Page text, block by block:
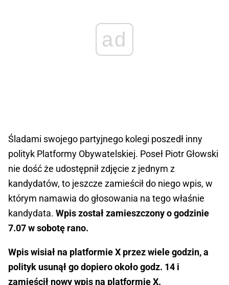
ad
Śladami swojego partyjnego kolegi poszedł inny
polityk Platformy Obywatelskiej. Poseł Piotr Głowski
nie dość że udostępnił zdjęcie z jednym z
kandydatów, to jeszcze zamieścił do niego wpis, w
którym namawia do głosowania na tego właśnie
kandydata. Wpis został zamieszczony o godzinie
7.07 w sobotę rano.
Wpis wisiał na platformie X przez wiele godzin, a
polityk usunął go dopiero około godz. 14 i
zamieścił nowy wpis na platformie X.